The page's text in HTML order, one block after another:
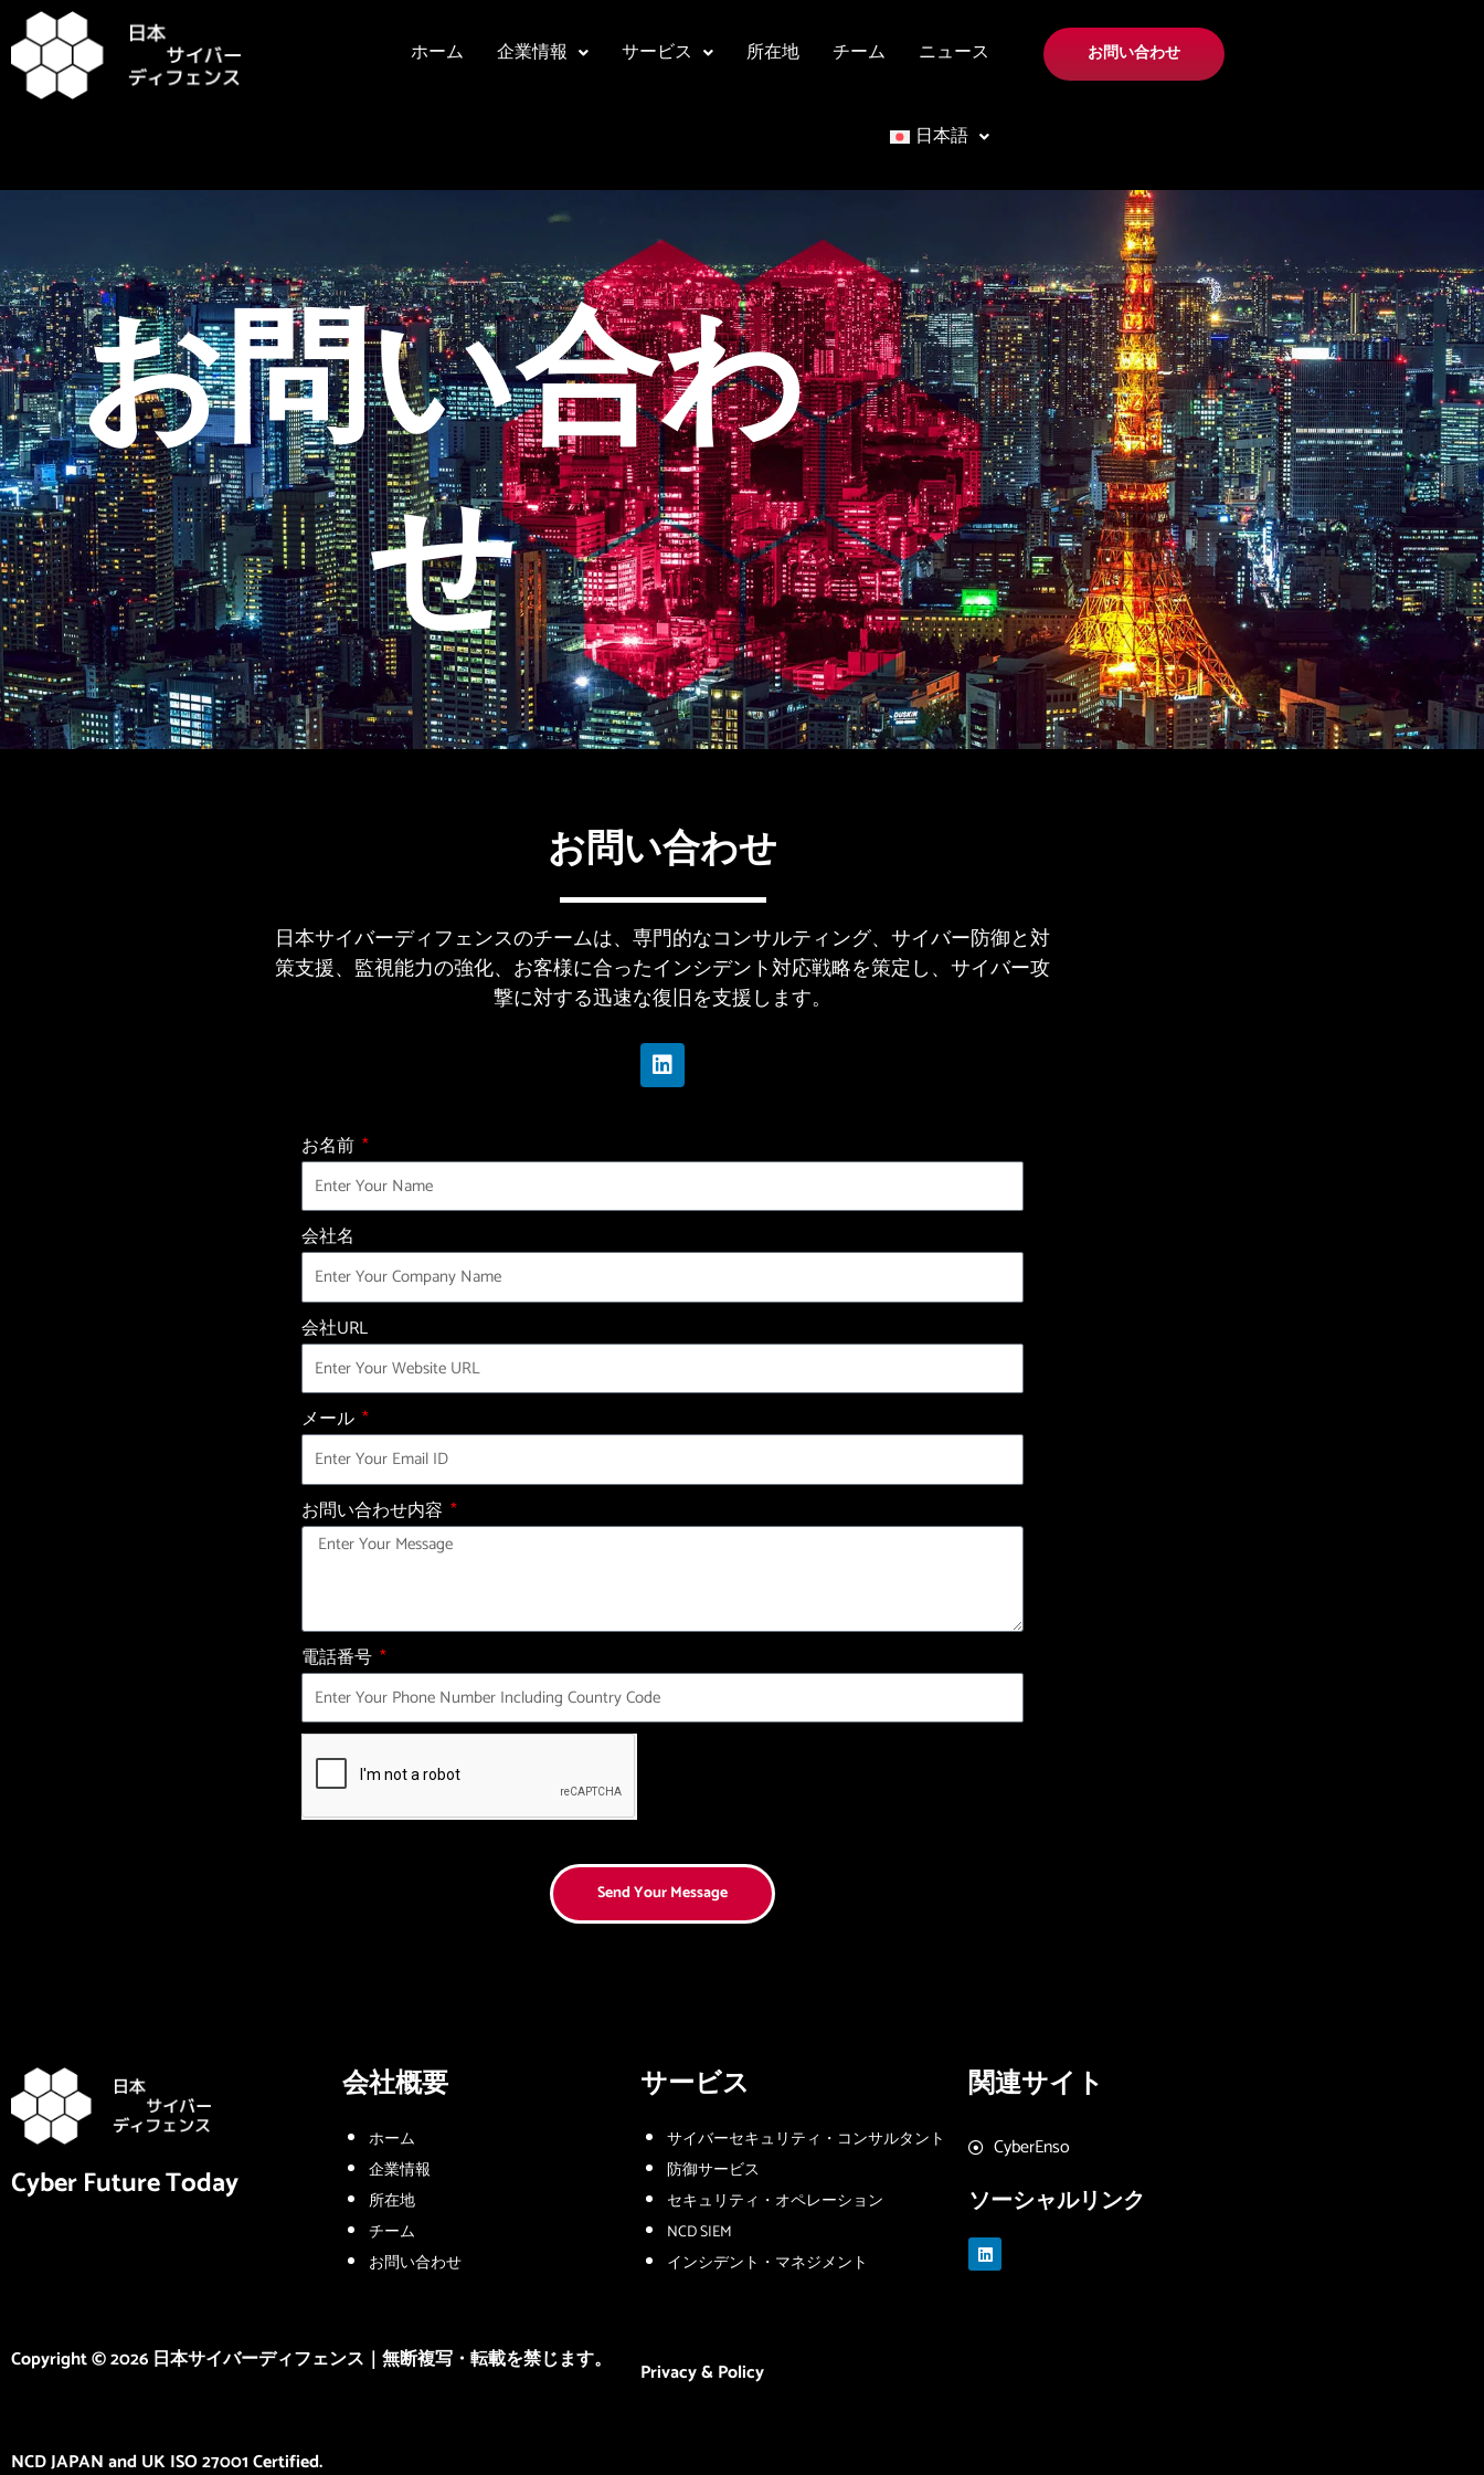
容
を
プ
ホーム 企業情報 サービス 所在地 チーム ニュース
日本語
お問い合わせ
お問い合わ
せ
お問い合わせ
日本サイバーディフェンスのチームは、専門的なコンサルティング、サイバー防御と対
策支援、監視能力の強化、お客様に合ったインシデント対応戦略を策定し、サイバー攻
撃に対する迅速な復旧を支援します。
L
i
n
d
n
お名前
会社名
会社URL
メール
お問い合わせ内容
電話番号
Send Your Message
Cyber Future Today
会社概要
ホーム
企業情報
所在地
チーム
お問い合わせ
サービス
サイバーセキュリティ・コンサルタント
防御サービス
セキュリティ・オペレーション
NCD SIEM
インシデント・マネジメント
関連サイト
CyberEnso
ソーシャルリンク
L
i
n
Copyright © 2026 日本サイバーディフェンス｜無断複写・転載を禁じます。 Privacy & Policy
NCD JAPAN and UK ISO 27001 Certified.